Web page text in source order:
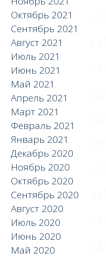
Октябрь 2021
Сентябрь 2021
Август 2021
Июль 2021
Июнь 2021
Май 2021
Апрель 2021
Март 2021
Февраль 2021
Январь 2021
Декабрь 2020
Ноябрь 2020
Октябрь 2020
Сентябрь 2020
Август 2020
Июль 2020
Июнь 2020
Май 2020